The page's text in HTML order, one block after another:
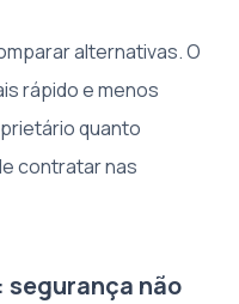
alternativas. O
rápido e menos
quanto
contratar nas
não